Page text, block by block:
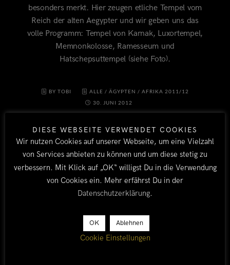
besonders merkt. Hier zeugen etliche Tempel vom
Reich der alten Aegypter und wir geben uns das
volle Programm: Tempel von Karnak, Luxortempel,
Memnonkolosse, Ramesseum und
Hatschepsuttempel (siehe Foto).
BY TOBI ALLE / ÄGYPTEN / AFRIKA 2011/12
30. JUNI 2012
LÄNDER
DIESE WEBSEITE VERWENDET COOKIES
Wir nutzen Cookies auf unserer Webseite, um eine Vielzahl
von Services anbieten zu können und um diese stetig zu
verbessern. Mit Klick auf „OK“ willigst Du in die Verwendung
von Cookies ein. Mehr erfährst Du in der
Datenschutzerklärung.
OK Ablehnen
Cookie Einstellungen